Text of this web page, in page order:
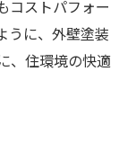
コストパフォー
うに、外壁塗装
、住環境の快適